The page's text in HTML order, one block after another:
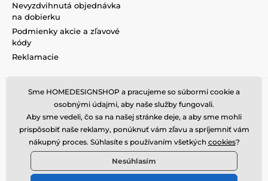
Nevyzdvihnutá objednávka
na dobierku
Podmienky akcie a zľavové
kódy
Reklamacie
Sme HOMEDESIGNSHOP a pracujeme so súbormi cookie a
osobnými údajmi, aby naše služby fungovali.
Aby sme vedeli, čo sa na našej stránke deje, a aby sme mohli
prispôsobiť naše reklamy, ponúknuť vám zľavu a spríjemniť vám
nákupný proces. Súhlasíte s používaním všetkých cookies?
Nesúhlasím